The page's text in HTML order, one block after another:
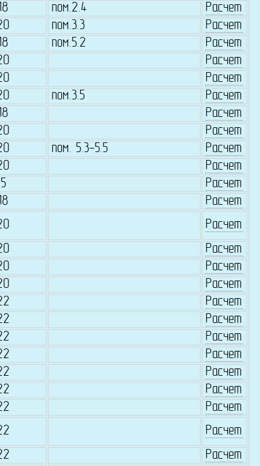
пом.2.4
Расчет
пом.3.3
Расчет
пом.5.2
Расчет
Расчет
Расчет
пом.3.5
Расчет
Расчет
Расчет
пом. 5.3-5.5
Расчет
Расчет
5
Расчет
Расчет
Расчет
Расчет
Расчет
Расчет
Расчет
Расчет
Расчет
Расчет
Расчет
Расчет
Расчет
Расчет
Расчет